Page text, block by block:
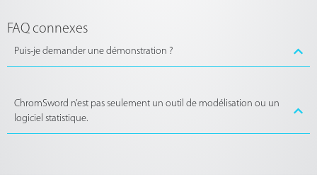
FAQ connexes
Puis-je demander une démonstration ?
ChromSword n’est pas seulement un outil de modélisation ou un
logiciel statistique.